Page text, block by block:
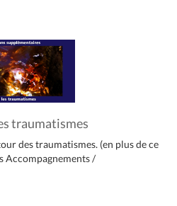
traumatismes
des traumatismes. (en plus de ce
Accompagnements /